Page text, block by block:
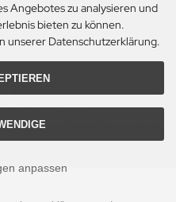
. Die durchgestrichenen Preise
Preis bei Musikdeko4u.
by modified eCommerce Shopsoftware
Angebotes zu analysieren und
bieten zu können.
unserer Datenschutzerklärung.
anpassen